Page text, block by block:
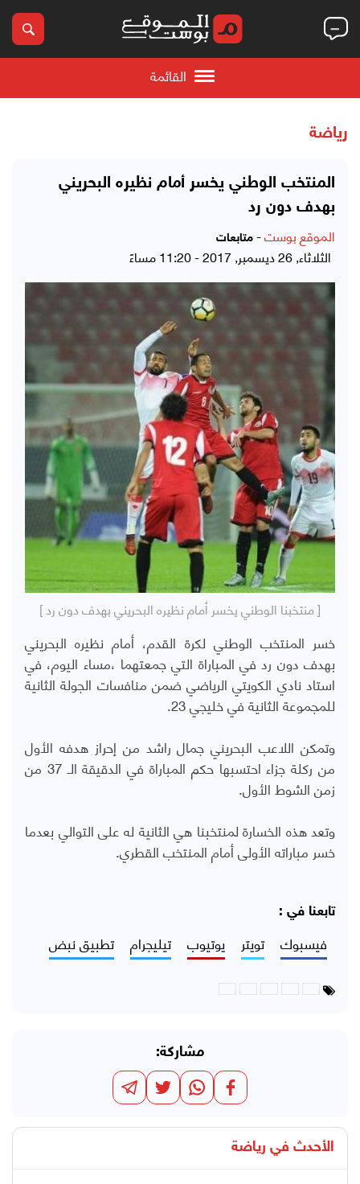
القائمة
رياضة
المنتخب الوطني يخسر أمام نظيره البحريني
بهدف دون رد
الموقع بوست- متابعات
الثلاثاء, 26 ديسمبر, 2017 - 11:20 مساءً
[ منتخبنا الوطني يخسر أمام نظيره البحريني بهدف دون رد ]
خسر المنتخب الوطني لكرة القدم، أمام نظيره البحريني
بهدف دون رد في المباراة التي جمعتهما ،مساء اليوم، في
استاد نادي الكويتي الرياضي ضمن منافسات الجولة الثانية
للمجموعة الثانية في خليجي 23.
وتمكن اللاعب البحريني جمال راشد من إحراز هدفه الأول
من ركلة جزاء احتسبها حكم المباراة في الدقيقة الـ 37 من
زمن الشوط الأول.
وتعد هذه الخسارة لمنتخبنا هي الثانية له على التوالي بعدما
خسر مباراته الأولى أمام المنتخب القطري.
تابعنا في :
فيسبوك تويتر يوتيوب تيليجرام تطبيق نبض
مشاركة:
الأحدث في رياضة